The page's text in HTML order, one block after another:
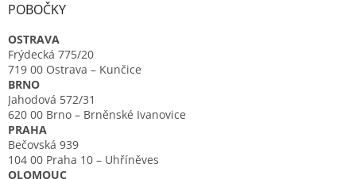
POBOČKY
OSTRAVA
Frýdecká 775/20
719 00 Ostrava – Kunčice
BRNO
Jahodová 572/31
620 00 Brno – Brněnské Ivanovice
PRAHA
Bečovská 939
104 00 Praha 10 – Uhříněves
OLOMOUC